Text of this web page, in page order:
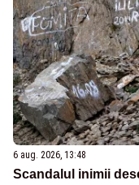
6 aug. 2026, 13:48
Scandalul inimii